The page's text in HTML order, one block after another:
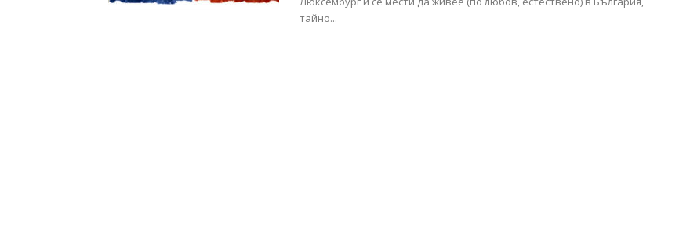
тайно...